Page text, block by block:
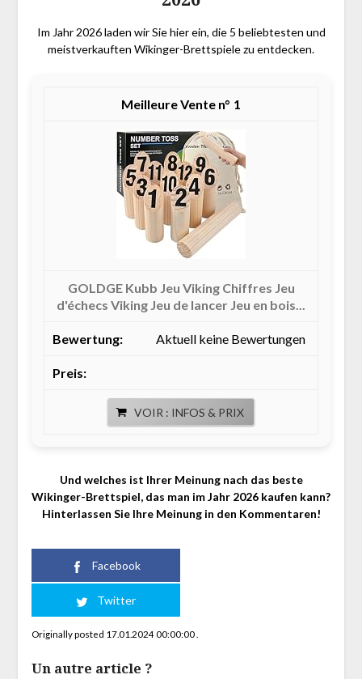
Im Jahr 2026 laden wir Sie hier ein, die 5 beliebtesten und
meistverkauften Wikinger-Brettspiele zu entdecken.
1
GOLDGE Kubb Jeu Viking Chiffres Jeu
d'échecs Viking Jeu de lancer Jeu en bois...
Aktuell keine Bewertungen
VOIR : INFOS & PRIX
Und welches ist Ihrer Meinung nach das beste
Wikinger-Brettspiel, das man im Jahr 2026 kaufen kann?
Hinterlassen Sie Ihre Meinung in den Kommentaren!
Facebook
Twitter
Originally posted 17.01.2024 00:00:00 .
Un autre article ?